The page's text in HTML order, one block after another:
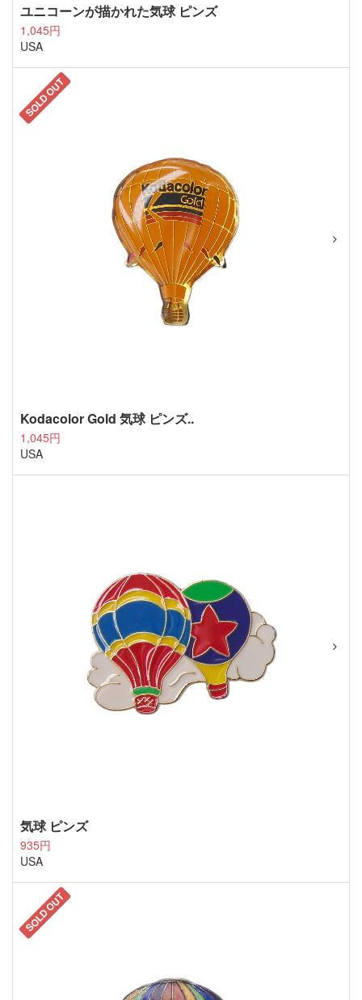
ユニコーンが描かれた気球 ピンズ
1,045円
USA
SOLD OUT
Kodacolor Gold 気球 ピンズ..
1,045円
USA
気球 ピンズ
935円
USA
SOLD OUT